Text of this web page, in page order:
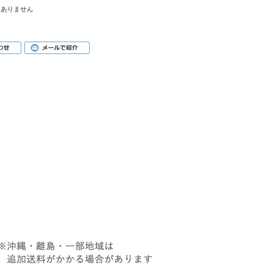
りません